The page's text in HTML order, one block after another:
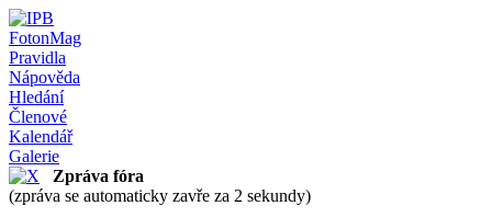
FotonMag
Pravidla
Nápověda
Hledání
Členové
Kalendář
Galerie
Zpráva fóra
(zpráva se automaticky zavře za 2 sekundy)